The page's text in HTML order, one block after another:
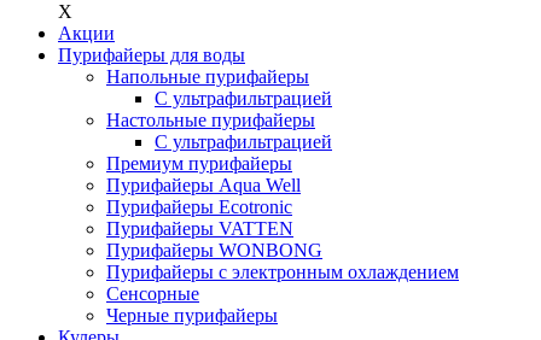
X
Акции
Пурифайеры для воды
Напольные пурифайеры
С ультрафильтрацией
Настольные пурифайеры
С ультрафильтрацией
Премиум пурифайеры
Пурифайеры Aqua Well
Пурифайеры Ecotronic
Пурифайеры VATTEN
Пурифайеры WONBONG
Пурифайеры с электронным охлаждением
Сенсорные
Черные пурифайеры